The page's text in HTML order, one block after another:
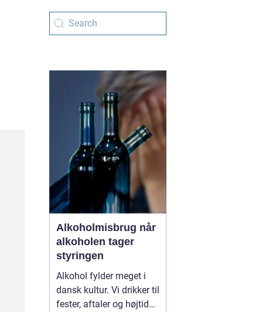
Alkoholmisbrug når
alkoholen tager
styringen
Alkohol fylder meget i
dansk kultur. Vi drikker til
fester, aftaler og højtider,